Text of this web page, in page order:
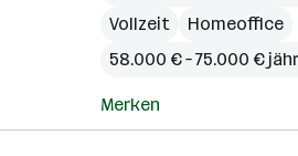
Vollzeit
Homeoffice
58.000 € – 75.000 €
Merken